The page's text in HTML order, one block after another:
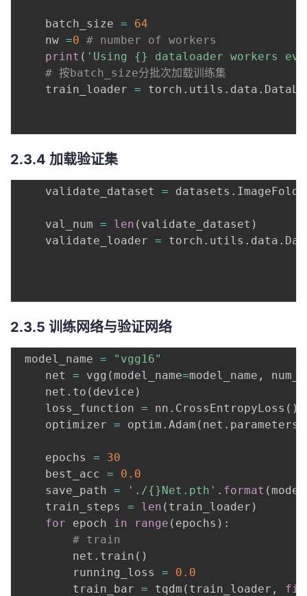
    batch_size
=
64
    nw
=0 # number of workers
print ( 'Using {} dataloader workers
# 按batch_size分批次加载训练集
    train_loader
= torch . utils . data .
2.3.4 加载验证集
	validate_dataset
= datasets .
    val_num
= len ( validate_dataset )
    validate_loader
= torch . utils . data .
2.3.5 训练网络与验证网络
model_name =
"vgg16"
    net
= vgg ( model_name=model_name ,
    net
. to ( device )
    loss_function
= nn . CrossEntropyLoss ( )
    optimizer
= optim . Adam ( net . parameters
    epochs
=
30
    best_acc
=
0.0
    save_path
= './{}Net.pth' . format (
    train_steps
= len ( train_loader )
for epoch in range ( epochs ) :
# train
        net
. train ( )
        running_loss
=
0.0
        train_bar
= tqdm ( train_loader ,